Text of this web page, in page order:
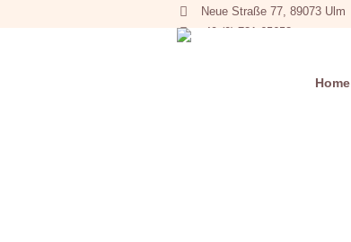
Neue Straße 77, 89073 Ulm
+49 (0) 731 65653
Home